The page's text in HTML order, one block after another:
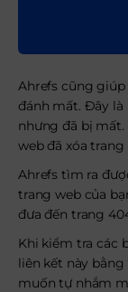
Ahrefs cũng
đánh mất. Đây là
nhưng đã bị
web đã xóa
Ahrefs tìm ra
trang web của
đưa đến trang
Khi kiểm tra các
liên kết này bằng
muốn tự nhắm